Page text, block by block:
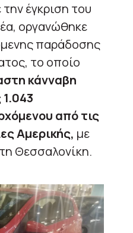
έγκριση του
οργανώθηκε
παράδοσης
το οποίο
κάνναβη
από τις
Αμερικής, με
Θεσσαλονίκη.